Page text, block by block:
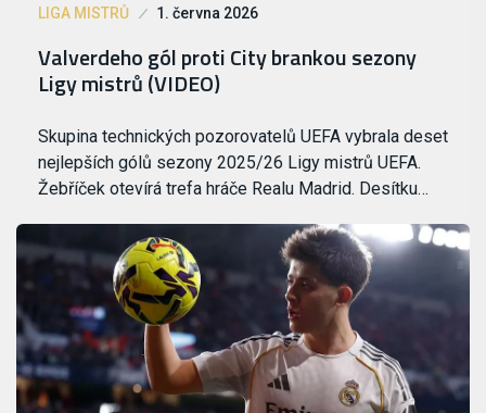
LIGA MISTRŮ 1. června 2026
Valverdeho gól proti City brankou sezony
Ligy mistrů (VIDEO)
Skupina technických pozorovatelů UEFA vybrala deset
nejlepších gólů sezony 2025/26 Ligy mistrů UEFA.
Žebříček otevírá trefa hráče Realu Madrid. Desítku…